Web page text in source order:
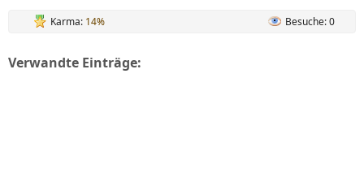
Karma: 14% Besuche: 0
Verwandte Einträge: